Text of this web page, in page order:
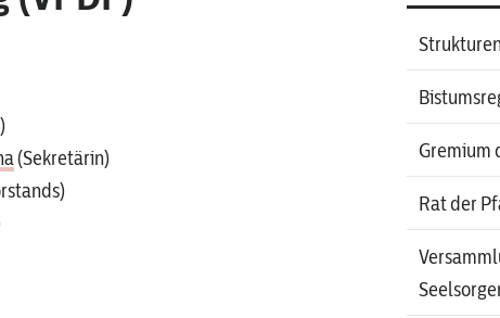
(Sekretärin)
Gremium
Rat der